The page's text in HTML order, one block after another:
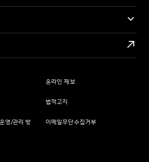
온라인 제보
법적고지
영/관리 방
이메일무단수집거부